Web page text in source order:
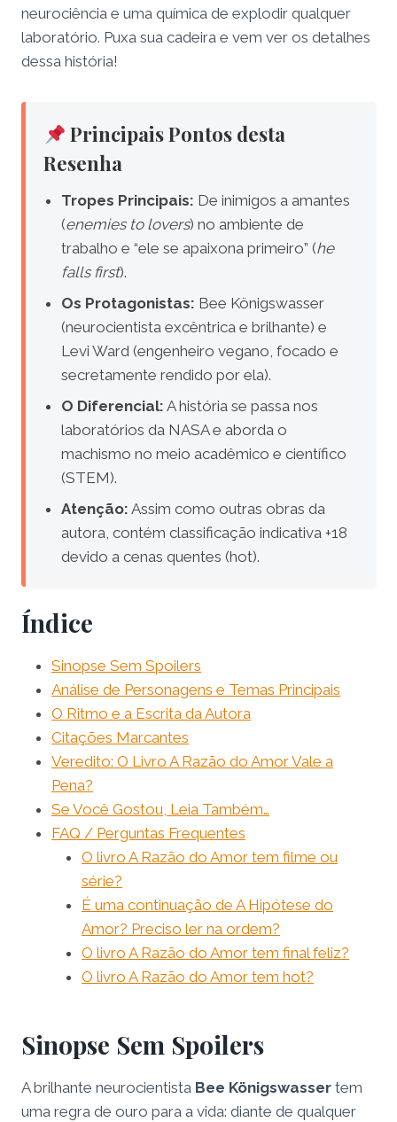
neurociência e uma química de explodir qualquer
laboratório. Puxa sua cadeira e vem ver os detalhes
dessa história!
Principais Pontos desta
Resenha
Tropes Principais: De inimigos a amantes
(enemies to lovers) no ambiente de
trabalho e “ele se apaixona primeiro” (he
falls first).
Os Protagonistas: Bee Königswasser
(neurocientista excêntrica e brilhante) e
Levi Ward (engenheiro vegano, focado e
secretamente rendido por ela).
O Diferencial: A história se passa nos
laboratórios da NASA e aborda o
machismo no meio acadêmico e científico
(STEM).
Atenção: Assim como outras obras da
autora, contém classificação indicativa +18
devido a cenas quentes (hot).
Índice
Sinopse Sem Spoilers
Análise de Personagens e Temas Principais
O Ritmo e a Escrita da Autora
Citações Marcantes
Veredito: O Livro A Razão do Amor Vale a
Pena?
Se Você Gostou, Leia Também…
FAQ / Perguntas Frequentes
O livro A Razão do Amor tem filme ou
série?
É uma continuação de A Hipótese do
Amor? Preciso ler na ordem?
O livro A Razão do Amor tem final feliz?
O livro A Razão do Amor tem hot?
Sinopse Sem Spoilers
A brilhante neurocientista Bee Königswasser tem
uma regra de ouro para a vida: diante de qualquer